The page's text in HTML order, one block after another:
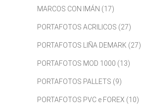
MARCOS CON IMÁN (17)
PORTAFOTOS ACRILICOS (27)
PORTAFOTOS LIÑA DEMARK (27)
PORTAFOTOS MOD 1000 (13)
PORTAFOTOS PALLETS (9)
PORTAFOTOS PVC e FOREX (10)